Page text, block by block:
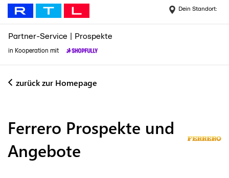
Dein Standort:
Partner-Service Prospekte
in Kooperation mit
zurück zur Homepage
Ferrero Prospekte und
Angebote